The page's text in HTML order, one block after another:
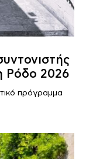
Ρόδο 2026
πρόγραμμα